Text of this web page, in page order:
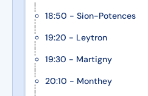
18:50 - Sion-Potences
19:20 - Leytron
19:30 - Martigny
20:10 - Monthey